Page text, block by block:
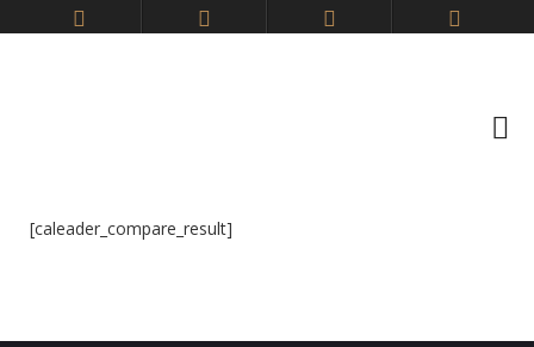
[caleader_compare_result]